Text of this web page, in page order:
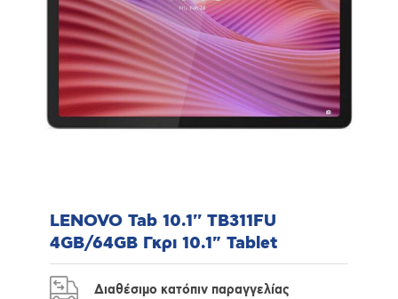
LENOVO Tab 10.1'' TB311FU
4GB/64GB Γκρι 10.1" Tablet
Διαθέσιμο κατόπιν παραγγελίας